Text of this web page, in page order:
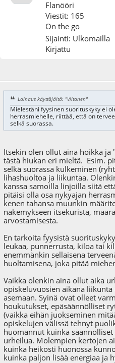
Flanööri
Viestit: 165
On the go
Sijainti: Ulkomailla
Kirjattu
Lainaus käyttäjältä: "Viitanen"
Mielestäni fyysinen suorituskyky ei
herrasmiehelle, riittää, että on
selkä suorassa.
Itsekin olen ollut aina hoikka
tästä hiukan eri mieltä. Esim.
selkä suorassa kulkeminen
lihashuoltoa ja liikuntaa.
kanssa samoilla linjoilla siitä
pitäisi olla osa nykyajan
kenen tahansa muunkin
näkemykseen itsekurista,
arvostamisesta.
En tarkoita fyysistä
leukaa, punnerrusta, kiloa tai
enemmänkin sellaisena
huoltamisena, joka pitää
Vaikka olenkin aina ollut aika
opiskeluvuosien aikana
asemaan. Syinä ovat olleet
houkutukset, epäsäännölliset
(vaikka eihän juokseminen
opiskelujen välissä tehnyt
huomannut kuinka
urheilua. Molempien kertojen
kuinka heikosti huonossa
kuinka paljon lisää energiaa ja